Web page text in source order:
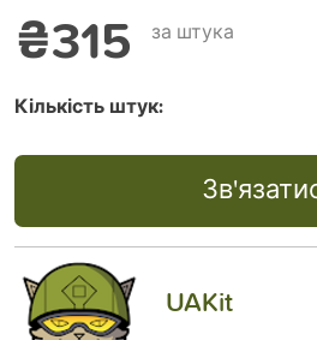
₴315 за штука
Кількість штук:
UAKit